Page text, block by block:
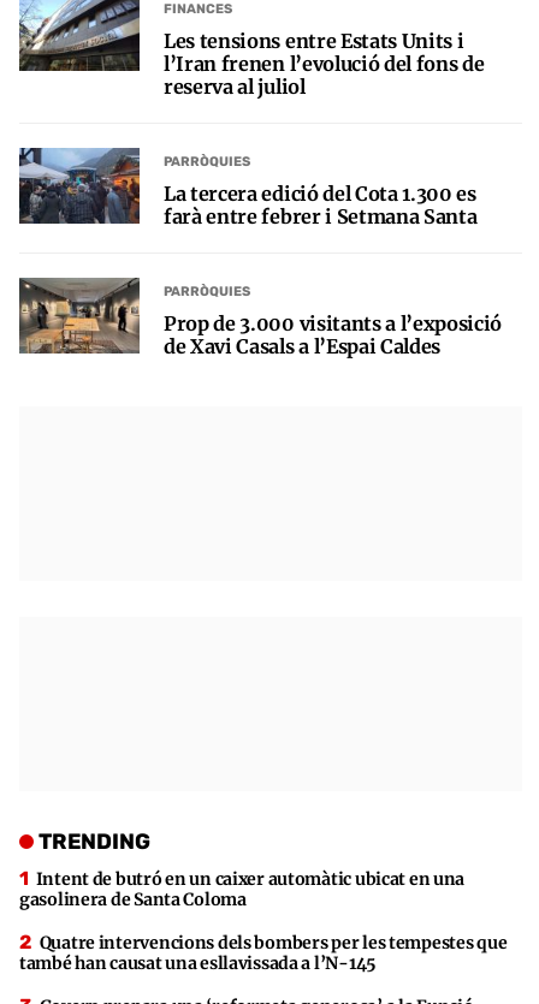
FINANCES
Les tensions entre Estats Units i
l’Iran frenen l’evolució del fons de
reserva al juliol
PARRÒQUIES
La tercera edició del Cota 1.300 es
farà entre febrer i Setmana Santa
PARRÒQUIES
Prop de 3.000 visitants a l’exposició
de Xavi Casals a l’Espai Caldes
TRENDING
Intent de butró en un caixer automàtic ubicat en una
gasolinera de Santa Coloma
Quatre intervencions dels bombers per les tempestes que
també han causat una esllavissada a l’N-145